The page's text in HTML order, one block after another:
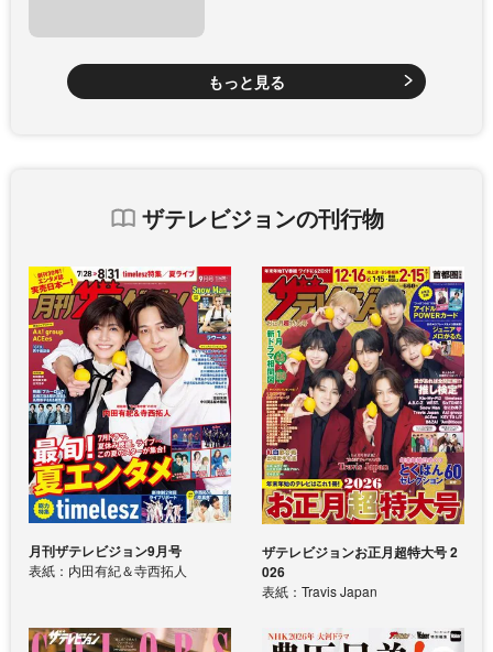
もっと見る
ザテレビジョンの刊行物
月刊ザテレビジョン9月号
表紙：内田有紀＆寺西拓人
ザテレビジョンお正月超特大号 2
026
表紙：Travis Japan